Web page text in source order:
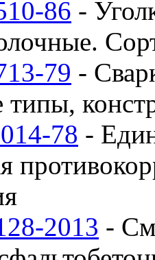
86 -
79 -
78 -
2013 -